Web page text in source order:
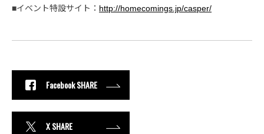
■イベント特設サイト： http://homecomings.jp/casper/
Facebook SHARE
X SHARE